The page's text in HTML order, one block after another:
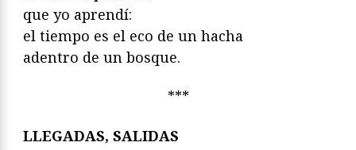
que yo aprendí:
el tiempo es el eco de un hacha
adentro de un bosque.
***
LLEGADAS, SALIDAS